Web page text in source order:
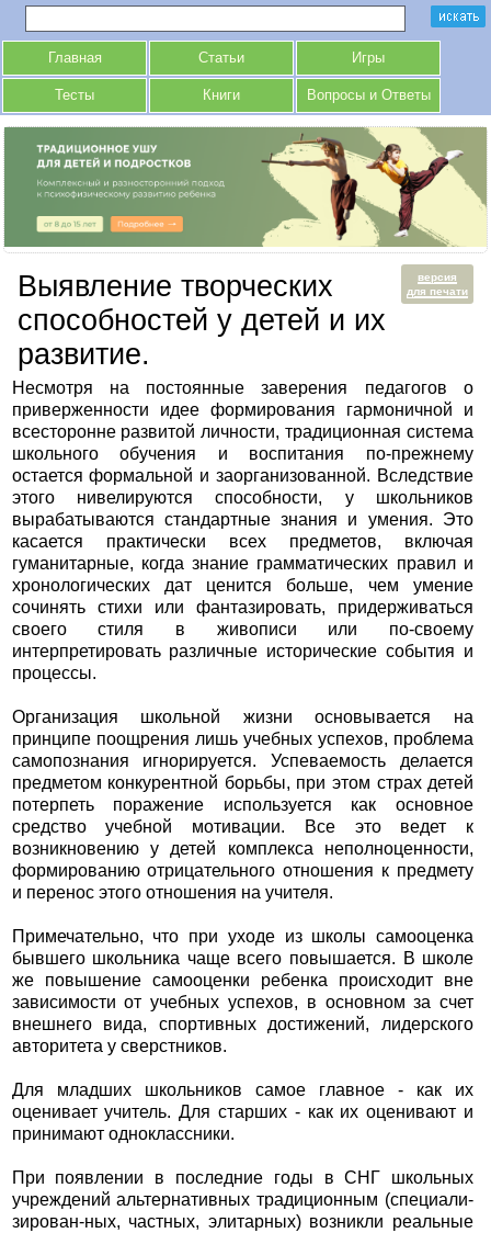
Главная Статьи Игры
Тесты Книги Вопросы и Ответы
версия
для печати
Выявление творческих
способностей у детей и их
развитие.
Несмотря на постоянные заверения педагогов о
приверженности идее формирования гармоничной и
всесторонне развитой личности, традиционная система
школьного обучения и воспитания по-прежнему
остается формальной и заорганизованной. Вследствие
этого нивелируются способности, у школьников
вырабатываются стандартные знания и умения. Это
касается практически всех предметов, включая
гуманитарные, когда знание грамматических правил и
хронологических дат ценится больше, чем умение
сочинять стихи или фантазировать, придерживаться
своего стиля в живописи или по-своему
интерпретировать различные исторические события и
процессы.
Организация школьной жизни основывается на
принципе поощрения лишь учебных успехов, проблема
самопознания игнорируется. Успеваемость делается
предметом конкурентной борьбы, при этом страх детей
потерпеть поражение используется как основное
средство учебной мотивации. Все это ведет к
возникновению у детей комплекса неполноценности,
формированию отрицательного отношения к предмету
и перенос этого отношения на учителя.
Примечательно, что при уходе из школы самооценка
бывшего школьника чаще всего повышается. В школе
же повышение самооценки ребенка происходит вне
зависимости от учебных успехов, в основном за счет
внешнего вида, спортивных достижений, лидерского
авторитета у сверстников.
Для младших школьников самое главное - как их
оценивает учитель. Для старших - как их оценивают и
принимают одноклассники.
При появлении в последние годы в СНГ школьных
учреждений альтернативных традиционным (специали-
зирован-ных, частных, элитарных) возникли реальные